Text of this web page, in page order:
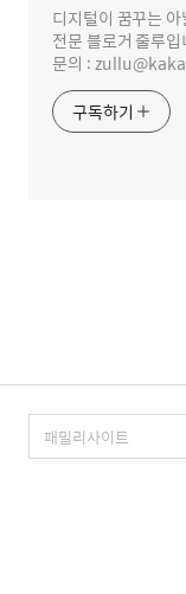
디지털이 꿈꾸는
전문 블로거 줄루
문의 :
구독하기